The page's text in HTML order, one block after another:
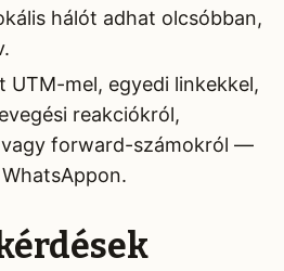
hálót adhat olcsóbban,
UTM-mel, egyedi linkekkel,
reakciókról,
forward-számokról —